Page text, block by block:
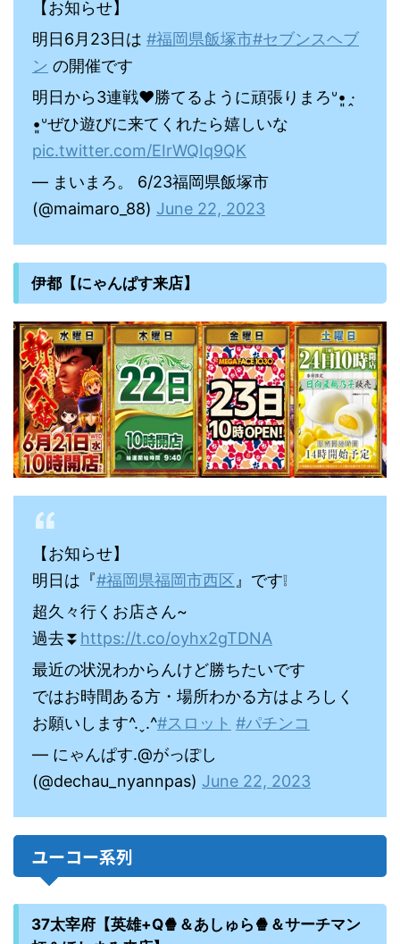
【お知らせ】
明日6月23日は #福岡県飯塚市#セブンスヘブ
ン の開催です
明日から3連戦❤️‍勝てるように頑張りまろᐡ•͈ ·̭
•͈ᐡぜひ遊びに来てくれたら嬉しいな
pic.twitter.com/EIrWQIq9QK
— まいまろ。 6/23福岡県飯塚市
(@maimaro_88) June 22, 2023
伊都【にゃんぱす来店】
【お知らせ】
明日は『#福岡県福岡市西区』です❕
超久々行くお店さん~
過去⏬ https://t.co/oyhx2gTDNA
最近の状況わからんけど勝ちたいです
ではお時間ある方・場所わかる方はよろしく
お願いします^.ˬ.^#スロット #パチンコ
— にゃんぱす.@がっぽし
(@dechau_nyannpas) June 22, 2023
ユーコー系列
37太宰府【英雄+Q🍿＆あしゅら🍿＆サーチマン